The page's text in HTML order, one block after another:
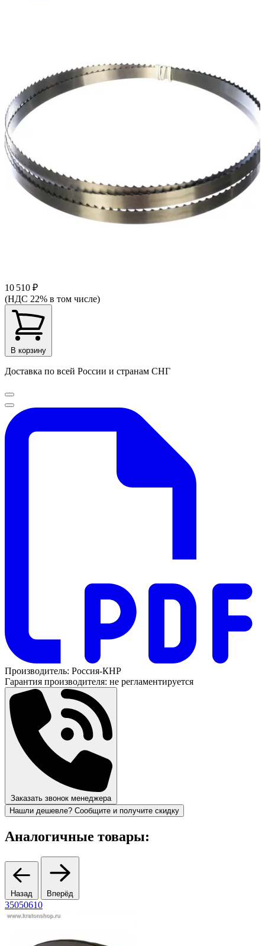
10 510 ₽
(НДС 22% в том числе)
В корзину
Доставка по всей России и странам СНГ
Производитель: Россия-КНР
Гарантия производителя: не регламентируется
Заказать звонок менеджера
Нашли дешевле? Сообщите и получите скидку
Аналогичные товары:
Назад Вперёд
35050610